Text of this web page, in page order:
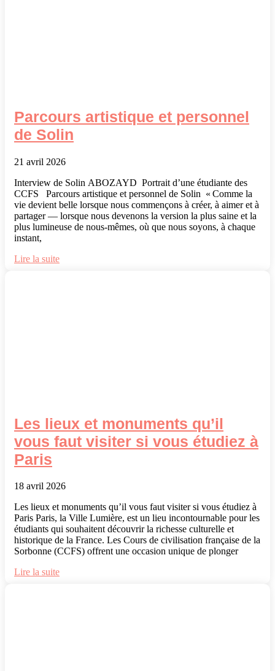
Parcours artistique et personnel
de Solin
21 avril 2026
Interview de Solin ABOZAYD Portrait d’une étudiante des
CCFS Parcours artistique et personnel de Solin « Comme la
vie devient belle lorsque nous commençons à créer, à aimer et à
partager — lorsque nous devenons la version la plus saine et la
plus lumineuse de nous-mêmes, où que nous soyons, à chaque
instant,
Lire la suite
Les lieux et monuments qu’il
vous faut visiter si vous étudiez à
Paris
18 avril 2026
Les lieux et monuments qu’il vous faut visiter si vous étudiez à
Paris Paris, la Ville Lumière, est un lieu incontournable pour les
étudiants qui souhaitent découvrir la richesse culturelle et
historique de la France. Les Cours de civilisation française de la
Sorbonne (CCFS) offrent une occasion unique de plonger
Lire la suite